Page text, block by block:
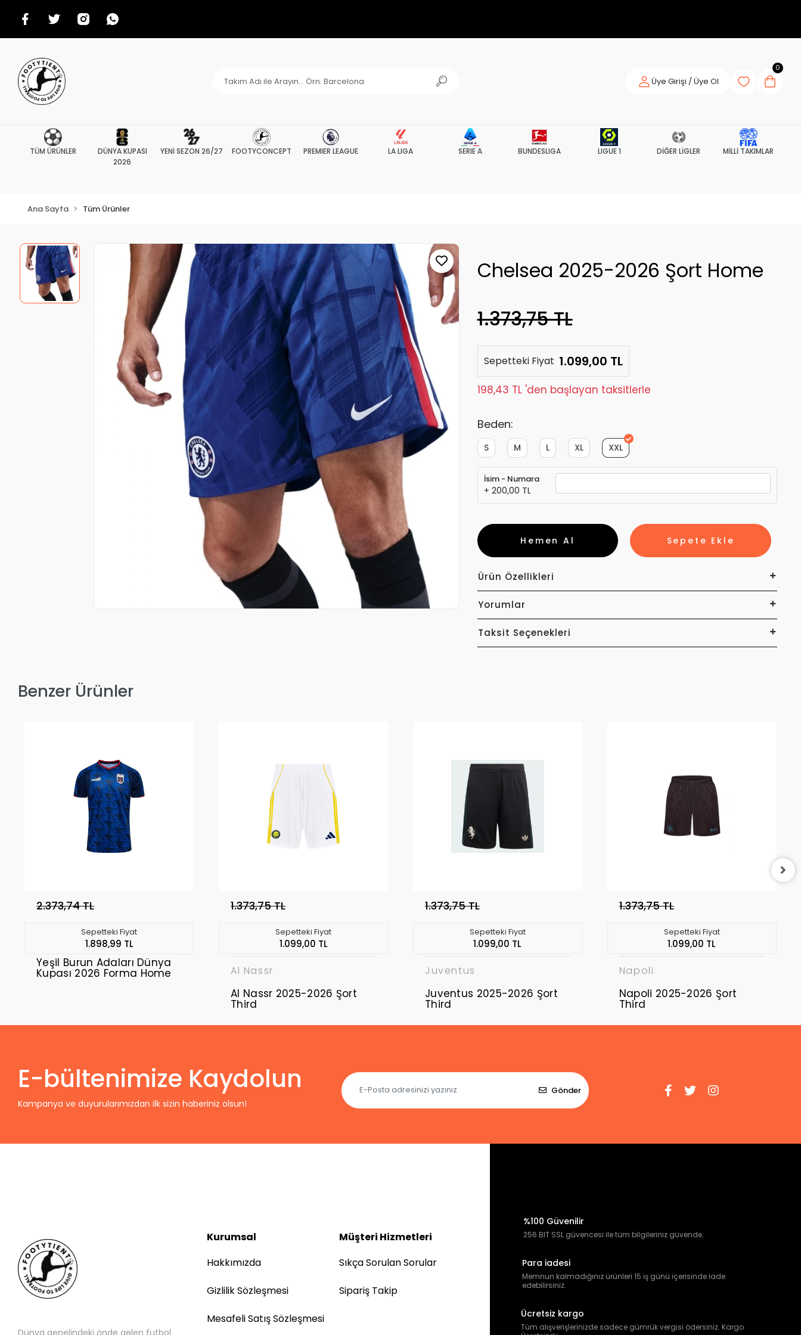
Üye Girişi / Üye Ol
0
TÜM ÜRÜNLER
DÜNYA KUPASI
2026
YENİ SEZON 26/27 FOOTYCONCEPT PREMIER LEAGUE LA LIGA SERIE A BUNDESLIGA LIGUE 1 DİĞER LİGLER MİLLİ TAKIMLAR
Ana Sayfa Tüm Ürünler
Chelsea 2025-2026 Şort Home
1.373,75 TL
Sepetteki Fiyat 1.099,00 TL
198,43 TL 'den başlayan taksitlerle
Beden:
XXL
XL
L
M
S
İsim - Numara
+ 200,00 TL
Sepete Ekle
Hemen Al
Ürün Özellikleri
Yorumlar
Taksit Seçenekleri
Benzer Ürünler
2.373,74 TL
Sepetteki Fiyat
1.898,99 TL
Yeşil Burun Adaları Dünya
Kupası 2026 Forma Home
1.373,75 TL
Sepetteki Fiyat
1.099,00 TL
Al Nassr
Al Nassr 2025-2026 Şort
Third
1.373,75 TL
Sepetteki Fiyat
1.099,00 TL
Juventus
Juventus 2025-2026 Şort
Third
1.373,75 TL
Sepetteki Fiyat
1.099,00 TL
Napoli
Napoli 2025-2026 Şort
Third
E-bültenimize Kaydolun
Kampanya ve duyurularımızdan ilk sizin haberiniz olsun!
Gönder
Dünya genelindeki önde gelen futbol
Kurumsal
Hakkımızda
Gizlilik Sözleşmesi
Mesafeli Satış Sözleşmesi
Müşteri Hizmetleri
Sıkça Sorulan Sorular
Sipariş Takip
%100 Güvenilir
256 BIT SSL güvencesi ile tüm bilgileriniz güvende.
Para iadesi
Memnun kalmadığınız ürünleri 15 iş günü içerisinde iade
edebilirsiniz.
Ücretsiz kargo
Tüm alışverişlerinizde sadece gümrük vergisi ödersiniz. Kargo